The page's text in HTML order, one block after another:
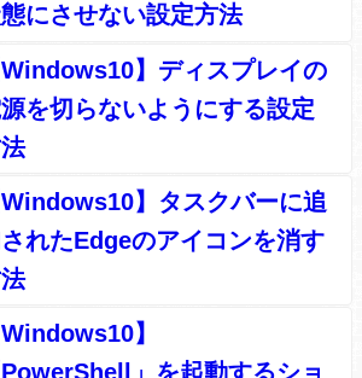
にさせない設定方法
Windows10】ディスプレイの
を切らないようにする設定
Windows10】タスクバーに追
れたEdgeのアイコンを消す
Windows10】
PowerShell」を起動するショ